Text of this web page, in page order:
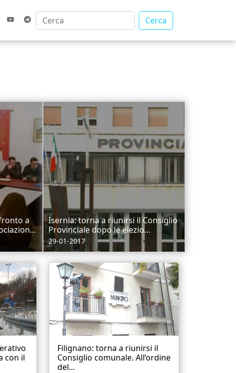
Cerca
a
Isernia: torna a riunirsi il Consiglio
Provinciale dopo le elezio...
29-01-2017
con il
Filignano: torna a riunirsi il
Consiglio comunale. All’ordine
del...